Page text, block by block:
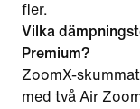
fler.
Vilka
Premium?
ZoomX-
med två Air